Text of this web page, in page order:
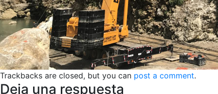
Trackbacks are closed, but you can post a comment.
Deja una respuesta